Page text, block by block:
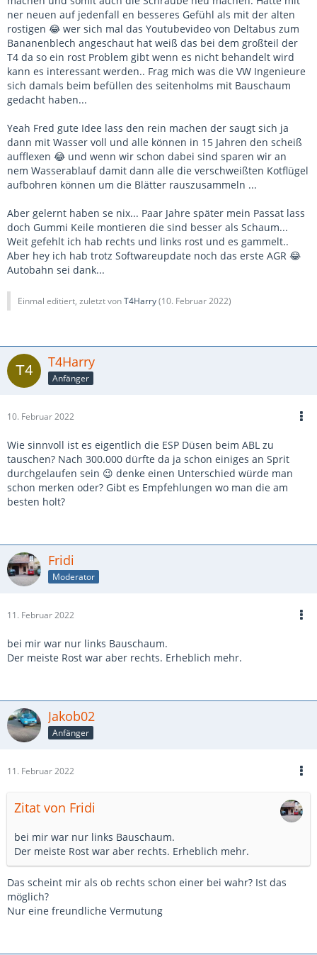
Nur daß das eben eine Stelle ist, die normalerweise nicht
gewartet zu werden braucht (richtige Schraube
vorausgesetzt). Verschleiß an der Schraubverbindung findet
nicht statt, das Rad ist fest mit der KW verbunden, fertig. Ob
es „daheim in der Garage“ wieder so präzise wie damals im
Werk wird? Die Verbindung scheint ja schon 28 Jahre zu
halten.
Wohlgemerkt: Da es sich um eine bekannte Schwachstelle
Problem an der Stelle handeln. Ansonsten aber nicht.
Aber das sind nur meine 2 Cent, möchte Dich nicht
abhalten…
Grüße
ner neuen auf jedenfall en besseres Gefühl als mit der alten
rostigen 😂 wer sich mal das Youtubevideo von Deltabus zum
Bananenblech angeschaut hat weiß das bei dem großteil der
T4 da so ein rost Problem gibt wenn es nicht behandelt wird
kann es interessant werden.. Frag mich was die VW Ingenieure
sich damals beim befüllen des seitenholms mit Bauschaum
gedacht haben...
Yeah Fred gute Idee lass den rein machen der saugt sich ja
dann mit Wasser voll und alle können in 15 Jahren den scheiß
aufflexen 😂 und wenn wir schon dabei sind sparen wir an
nem Wasserablauf damit dann alle die verschweißten Kotflügel
aufbohren können um die Blätter rauszusammeln ...
Aber gelernt haben se nix... Paar Jahre später mein Passat lass
doch Gummi Keile montieren die sind besser als Schaum...
Weit gefehlt ich hab rechts und links rost und es gammelt..
Aber hey ich hab trotz Softwareupdate noch das erste AGR 😂
Autobahn sei dank...
Einmal editiert, zuletzt vonT4Harry(10. Februar 2022)
T4Harry
Anfänger
10. Februar 2022
Wie sinnvoll ist es eigentlich die ESP Düsen beim ABL zu
tauschen? Nach 300.000 dürfte da ja schon einiges an Sprit
durchgelaufen sein 😉 denke einen Unterschied würde man
schon merken oder? Gibt es Empfehlungen wo man die am
besten holt?
Fridi
Moderator
11. Februar 2022
bei mir war nur links Bauschaum.
Der meiste Rost war aber rechts. Erheblich mehr.
Jakob02
Anfänger
11. Februar 2022
Zitat von Fridi
bei mir war nur links Bauschaum.
Der meiste Rost war aber rechts. Erheblich mehr.
Das scheint mir als ob rechts schon einer bei wahr? Ist das
möglich?
Nur eine freundliche Vermutung